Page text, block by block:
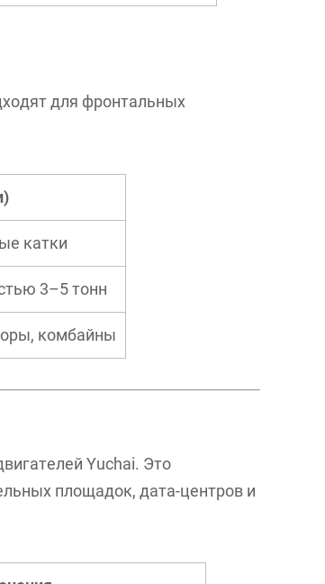
для фронтальных
катки
3–5 тонн
комбайны
Yuchai. Это
площадок, дата-центров и